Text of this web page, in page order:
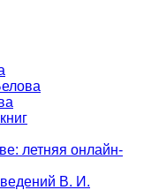
летняя онлайн-
В. И.